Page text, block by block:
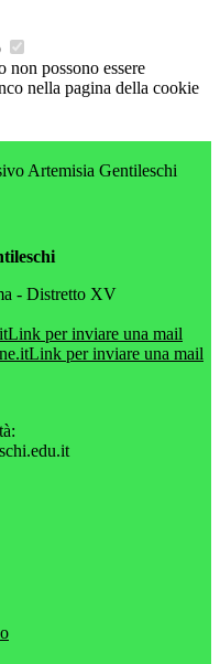
non possono essere
nella pagina della cookie
Artemisia Gentileschi
- Distretto XV
Link per inviare una mail
Link per inviare una mail